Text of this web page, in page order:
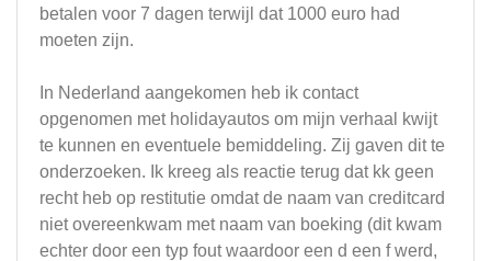
betalen voor 7 dagen terwijl dat 1000 euro had
moeten zijn.
In Nederland aangekomen heb ik contact
opgenomen met holidayautos om mijn verhaal kwijt
te kunnen en eventuele bemiddeling. Zij gaven dit te
onderzoeken. Ik kreeg als reactie terug dat kk geen
recht heb op restitutie omdat de naam van creditcard
niet overeenkwam met naam van boeking (dit kwam
echter door een typ fout waardoor een d een f werd,